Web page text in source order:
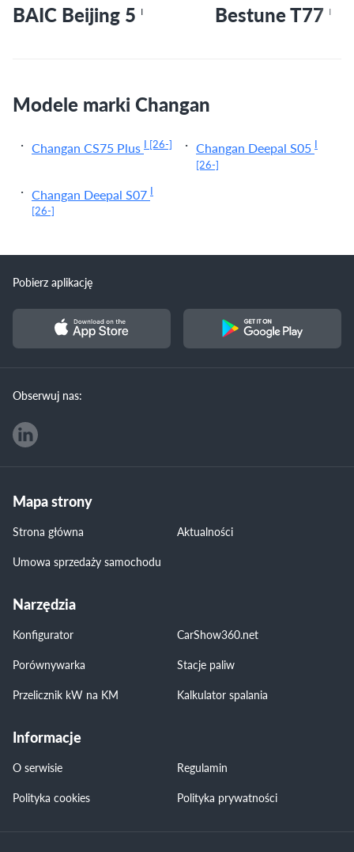
BAIC Beijing 5 I Bestune T77 I
Modele marki Changan
Changan CS75 Plus I [26-] Changan Deepal S05 I
[26-]
Changan Deepal S07 I
[26-]
Pobierz aplikację
Obserwuj nas:
Mapa strony
Strona główna
Aktualności
Umowa sprzedaży samochodu
Narzędzia
Konfigurator
CarShow360.net
Porównywarka
Stacje paliw
Przelicznik kW na KM
Kalkulator spalania
Informacje
O serwisie
Regulamin
Polityka cookies
Polityka prywatności